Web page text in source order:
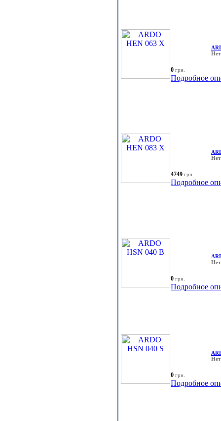
0 грн.
Подробное
4749 грн.
Подробное
0 грн.
Подробное
0 грн.
Подробное